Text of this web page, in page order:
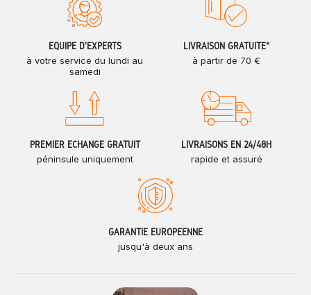
ÉQUIPE D'EXPERTS
à votre service du lundi au
samedi
LIVRAISON GRATUITE*
à partir de 70 €
PREMIER ÉCHANGE GRATUIT
péninsule uniquement
LIVRAISONS EN 24/48H
rapide et assuré
GARANTIE EUROPÉENNE
jusqu'à deux ans